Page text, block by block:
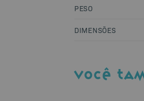
PESO
DIMENSÕES
VOCÊ